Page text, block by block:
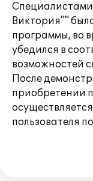
Виктория""
программы, во
убедился в
возможностей
После
приобретении
пользователя